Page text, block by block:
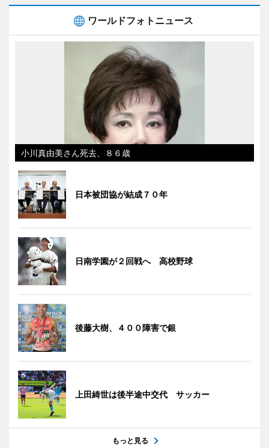
ワールドフォトニュース
小川真由美さん死去、８６歳
日本被団協が結成７０年
日南学園が２回戦へ 高校野球
後藤大樹、４００障害で銀
上田綺世は後半途中交代 サッカー
もっと見る